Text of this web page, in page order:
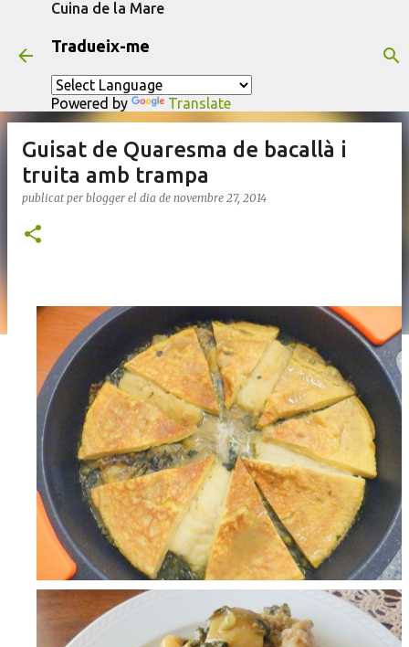
Cuina de la Mare
Tradueix-me
Powered by Translate
Guisat de Quaresma de bacallà i
truita amb trampa
publicat per blogger el dia de novembre 27, 2014